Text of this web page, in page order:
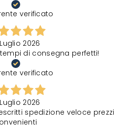
verificato
2026
di consegna perfetti!
verificato
2026
spedizione veloce prezzi